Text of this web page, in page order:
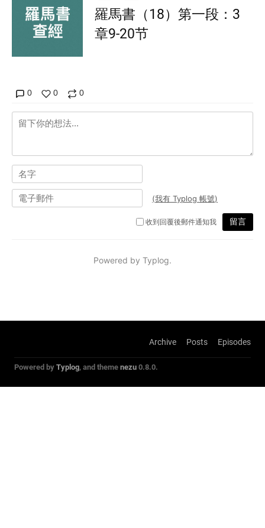
羅馬書（18）第一段：3
章9-20节
Archive Posts Episodes
Powered byTyplog, and themenezu0.8.0.